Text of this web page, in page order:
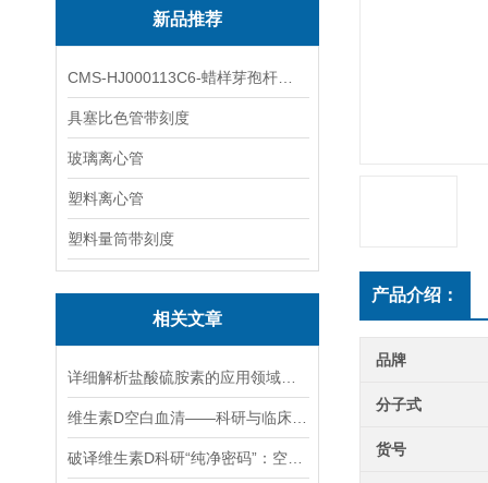
新品推荐
具塞比色管带刻度
玻璃离心管
塑料离心管
塑料量筒带刻度
相关文章
产品介绍：
品牌
分子式
货号